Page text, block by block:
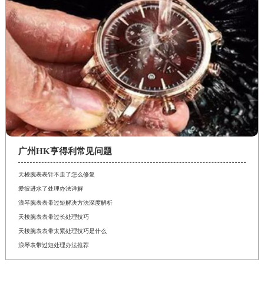
广州HK亨得利常见问题
天梭腕表表针不走了怎么修复
爱彼进水了处理办法详解
浪琴腕表表带过短解决方法深度解析
天梭腕表表带过长处理技巧
天梭腕表表带太紧处理技巧是什么
浪琴表带过短处理办法推荐